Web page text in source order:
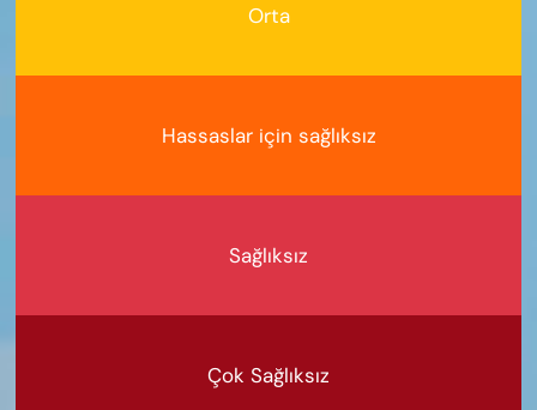
Orta
Hassaslar için sağlıksız
Sağlıksız
Çok Sağlıksız